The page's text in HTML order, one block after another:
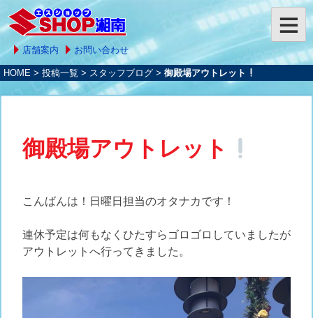
店舗案内 お問い合わせ
HOME > 投稿一覧 > スタッフブログ > 御殿場アウトレット
御殿場アウトレット
こんばんは！日曜日担当のオタナカです！
連休予定は何もなくひたすらゴロゴロしていましたが
アウトレットへ行ってきました。